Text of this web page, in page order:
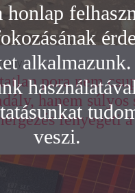
pora nem
hanem
fenyegeti
honlap
veszi.